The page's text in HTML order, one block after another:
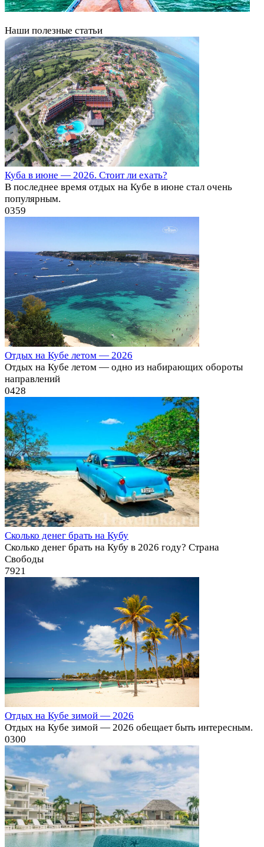
Наши полезные статьи
Куба в июне — 2026. Стоит ли ехать?
В последнее время отдых на Кубе в июне стал очень
популярным.
0359
Отдых на Кубе летом — 2026
Отдых на Кубе летом — одно из набирающих обороты
направлений
0428
Сколько денег брать на Кубу
Сколько денег брать на Кубу в 2026 году? Страна
Свободы
7921
Отдых на Кубе зимой — 2026
Отдых на Кубе зимой — 2026 обещает быть интересным.
0300